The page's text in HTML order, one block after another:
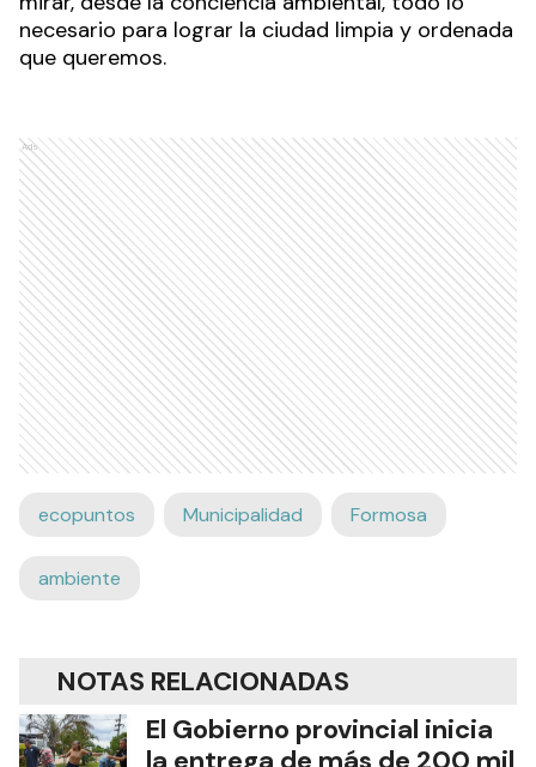
necesario para lograr la ciudad limpia y ordenada
que queremos.
Ads
ecopuntos Municipalidad Formosa
ambiente
NOTAS RELACIONADAS
El Gobierno provincial inicia